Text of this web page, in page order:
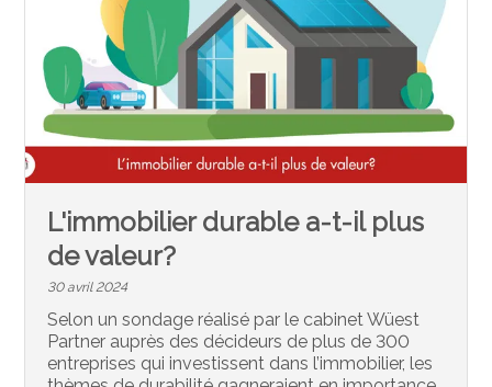
L'immobilier durable a-t-il plus
de valeur?
30 avril 2024
Selon un sondage réalisé par le cabinet Wüest
Partner auprès des décideurs de plus de 300
entreprises qui investissent dans l’immobilier, les